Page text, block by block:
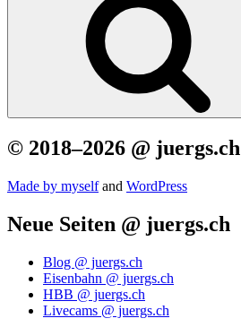
© 2018–2026 @ juergs.ch
Made by mys­elfand Word­Press
Neue Seiten @ juergs.ch
Blog @ juergs.ch
Eisenbahn @ juergs.ch
HBB @ juergs.ch
Livecams @ juergs.ch